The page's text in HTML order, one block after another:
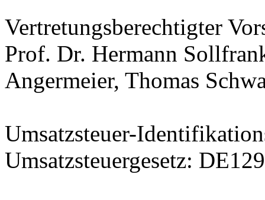
Vertretungsberechtigter
Prof. Dr. Hermann
Angermeier, Thomas
Umsatzsteuer-
Umsatzsteuergesetz: